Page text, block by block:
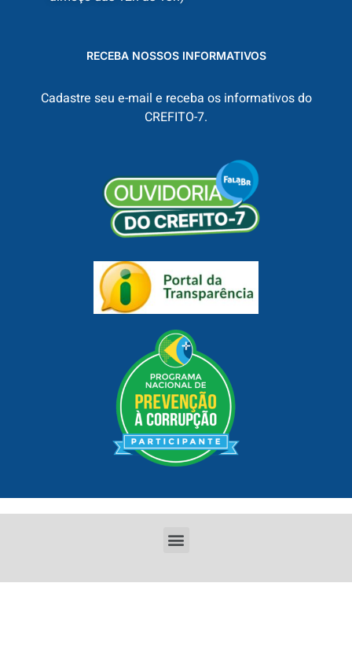
RECEBA NOSSOS INFORMATIVOS
Cadastre seu e-mail e receba os informativos do
CREFITO-7.